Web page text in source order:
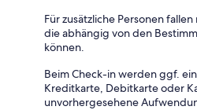
Für zusätzliche Personen
die abhängig von den
können.
Beim Check-in werden ggf.
Kreditkarte, Debitkarte oder
unvorhergesehene